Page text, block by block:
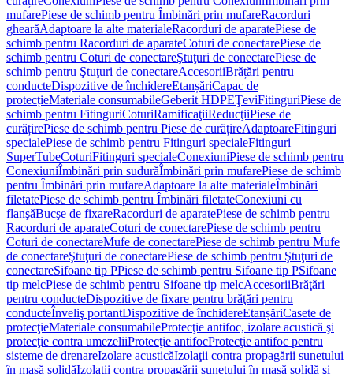
mufarePiese de schimb pentru Îmbinări prin mufareRacorduri
ghearăAdaptoare la alte materialeRacorduri de aparatePiese de
schimb pentru Racorduri de aparateCoturi de conectarePiese de
schimb pentru Coturi de conectareŞtuţuri de conectarePiese de
schimb pentru Ştuţuri de conectareAccesoriiBrățări pentru
conducteDispozitive de închidereEtanșăriCapac de
protecțieMateriale consumabileGeberit HDPEŢeviFitinguriPiese de
schimb pentru FitinguriCoturiRamificaţiiReducţiiPiese de
curățirePiese de schimb pentru Piese de curățireAdaptoareFitinguri
specialePiese de schimb pentru Fitinguri specialeFitinguri
SuperTubeCoturiFitinguri specialeConexiuniPiese de schimb pentru
ConexiuniÎmbinări prin sudurăÎmbinări prin mufarePiese de schimb
pentru Îmbinări prin mufareAdaptoare la alte materialeÎmbinări
filetatePiese de schimb pentru Îmbinări filetateConexiuni cu
flanşăBucşe de fixareRacorduri de aparatePiese de schimb pentru
Racorduri de aparateCoturi de conectarePiese de schimb pentru
Coturi de conectareMufe de conectarePiese de schimb pentru Mufe
de conectareŞtuţuri de conectarePiese de schimb pentru Ştuţuri de
conectareSifoane tip PPiese de schimb pentru Sifoane tip PSifoane
tip melcPiese de schimb pentru Sifoane tip melcAccesoriiBrăţări
pentru conducteDispozitive de fixare pentru brăţări pentru
conducteÎnveliş portantDispozitive de închidereEtanșăriCasete de
protecţieMateriale consumabileProtecţie antifoc, izolare acustică şi
protecţie contra umezeliiProtecţie antifocProtecţie antifoc pentru
sisteme de drenareIzolare acusticăIzolaţii contra propagării sunetului
în masă solidăIzolaţii contra propagării sunetului în masă solidă şi